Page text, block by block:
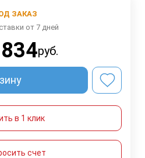
ЗАКАЗ
от 7 дней
руб.
в 1 клик
счет